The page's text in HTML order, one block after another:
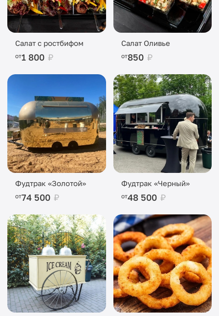
Салат с ростбифом
от1 800 ₽
Салат Оливье
от850 ₽
Фудтрак «Золотой»
от74 500 ₽
Фудтрак «Черный»
от48 500 ₽